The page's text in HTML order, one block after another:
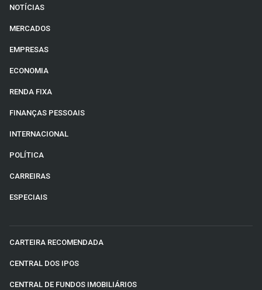
NOTÍCIAS
MERCADOS
EMPRESAS
ECONOMIA
RENDA FIXA
FINANÇAS PESSOAIS
INTERNACIONAL
POLÍTICA
CARREIRAS
ESPECIAIS
CARTEIRA RECOMENDADA
CENTRAL DOS IPOS
CENTRAL DE FUNDOS IMOBILIÁRIOS